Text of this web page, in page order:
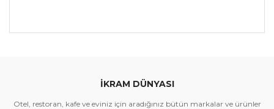
Yorum Yaz
Bu ürünün fiyat bilgisi, resim, ürün açıklamalarında ve
İKRAM DÜNYASI
Otel, restoran, kafe ve eviniz için aradığınız bütün markalar ve ürünler